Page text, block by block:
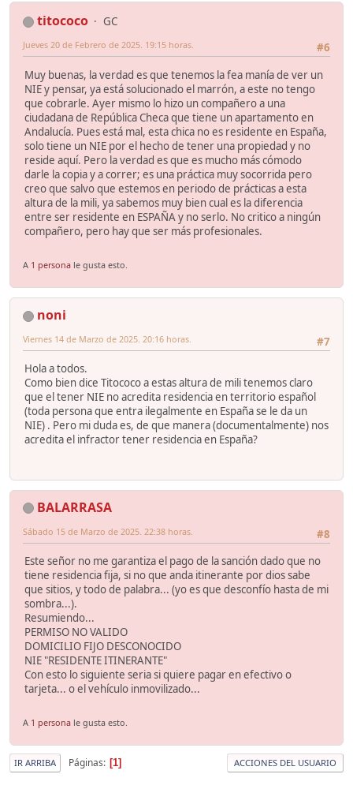
titococo
GC
#6
Jueves 20 de Febrero de 2025. 19:15 horas.
Muy buenas, la verdad es que tenemos la fea manía de ver un
NIE y pensar, ya está solucionado el marrón, a este no tengo
que cobrarle. Ayer mismo lo hizo un compañero a una
ciudadana de República Checa que tiene un apartamento en
Andalucía. Pues está mal, esta chica no es residente en España,
solo tiene un NIE por el hecho de tener una propiedad y no
reside aquí. Pero la verdad es que es mucho más cómodo
darle la copia y a correr; es una práctica muy socorrida pero
creo que salvo que estemos en periodo de prácticas a esta
altura de la mili, ya sabemos muy bien cual es la diferencia
entre ser residente en ESPAÑA y no serlo. No critico a ningún
compañero, pero hay que ser más profesionales.
A 1 persona le gusta esto.
noni
#7
Viernes 14 de Marzo de 2025. 20:16 horas.
Hola a todos.
Como bien dice Titococo a estas altura de mili tenemos claro
que el tener NIE no acredita residencia en territorio español
(toda persona que entra ilegalmente en España se le da un
NIE) . Pero mi duda es, de que manera (documentalmente) nos
acredita el infractor tener residencia en España?
BALARRASA
#8
Sábado 15 de Marzo de 2025. 22:38 horas.
Este señor no me garantiza el pago de la sanción dado que no
tiene residencia fija, si no que anda itinerante por dios sabe
que sitios, y todo de palabra... (yo es que desconfío hasta de mi
sombra...).
Resumiendo...
PERMISO NO VALIDO
DOMICILIO FIJO DESCONOCIDO
NIE "RESIDENTE ITINERANTE"
Con esto lo siguiente seria si quiere pagar en efectivo o
tarjeta... o el vehículo inmovilizado...
A 1 persona le gusta esto.
IR ARRIBA Páginas 1 ACCIONES DEL USUARIO